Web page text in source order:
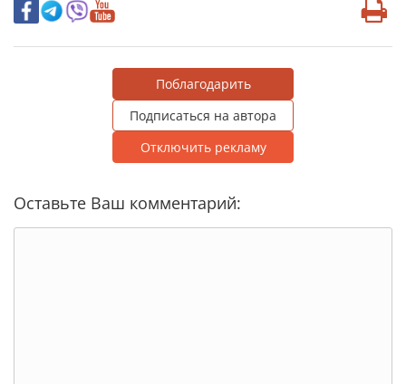
Поблагодарить
Подписаться на автора
Отключить рекламу
Оставьте Ваш комментарий: